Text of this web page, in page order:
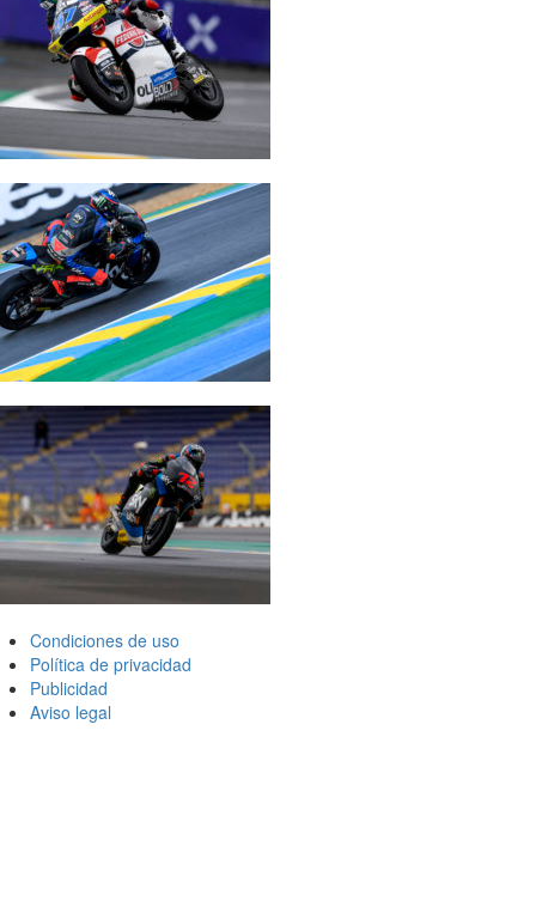
Condiciones de uso
Política de privacidad
Publicidad
Aviso legal